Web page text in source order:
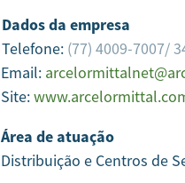
Dados da empresa
Telefone: (77) 4009-7007/
Email:
Site:
Área de atuação
Distribuição e Centros de